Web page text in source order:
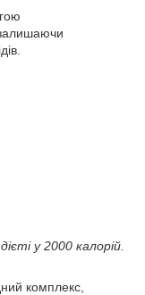
у 2000 калорій.
комплекс,